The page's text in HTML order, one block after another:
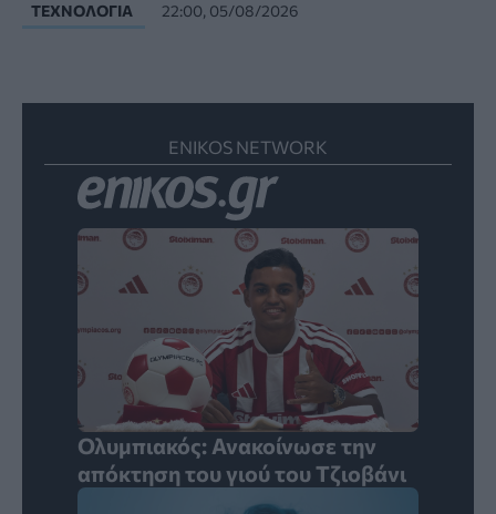
ΤΕΧΝΟΛΟΓΊΑ 22:00, 05/08/2026
ENIKOS NETWORK
Ολυμπιακός: Ανακοίνωσε την
απόκτηση του γιού του Τζιοβάνι